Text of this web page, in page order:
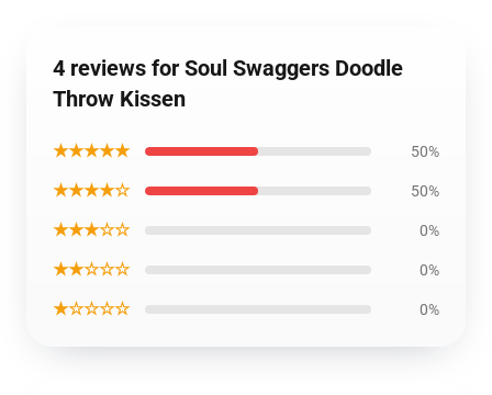
4 reviews for Soul Swaggers Doodle
Throw Kissen
★★★★★ 50%
★★★★☆ 50%
★★★☆☆ 0%
★★☆☆☆ 0%
★☆☆☆☆ 0%